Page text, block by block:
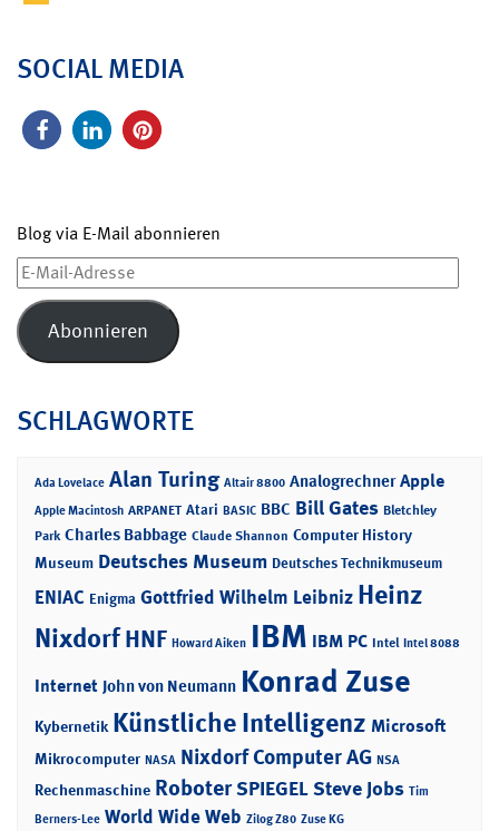
SOCIAL MEDIA
Blog via E-Mail abonnieren
E-
Mail-
Adresse
Abonnieren
SCHLAGWORTE
Ada Lovelace Alan Turing Altair 8800 Analogrechner Apple
Apple Macintosh ARPANET Atari BASIC BBC Bill Gates Bletchley
Park Charles Babbage Claude Shannon Computer History
Museum Deutsches Museum Deutsches Technikmuseum
ENIAC Enigma Gottfried Wilhelm Leibniz Heinz
NixdorfHNF Howard Aiken IBM IBM PC Intel Intel 8088
Internet John von Neumann Konrad Zuse
Kybernetik Künstliche Intelligenz Microsoft
Mikrocomputer NASA Nixdorf Computer AG NSA
Rechenmaschine RoboterSPIEGELSteve Jobs Tim
Berners-Lee World Wide Web Zilog Z80 Zuse KG